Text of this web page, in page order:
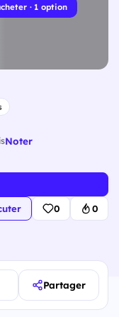
· 1 option
Noter
0 0
Partager